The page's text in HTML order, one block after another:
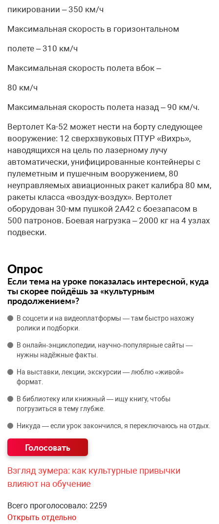
пикировании – 350 км/ч
Максимальная скорость в горизонтальном
полете – 310 км/ч
Максимальная скорость полета вбок –
80 км/ч
Максимальная скорость полета назад – 90 км/ч.
Вертолет Ка-52 может нести на борту следующее
вооружение: 12 сверхзвуковых ПТУР «Вихрь»,
наводящихся на цель по лазерному лучу
автоматически, унифицированные контейнеры с
пулеметным и пушечным вооружением, 80
неуправляемых авиационных ракет калибра 80 мм,
ракеты класса «воздух-воздух». Вертолет
оборудован 30-мм пушкой 2А42 с боезапасом в
500 патронов. Боевая нагрузка – 2000 кг на 4 узлах
подвески.
Опрос
Если тема на уроке показалась интересной, куда
ты скорее пойдёшь за «культурным
продолжением»?
В соцсети и на видеоплатформы — там быстро нахожу
ролики и подборки.
В онлайн‑энциклопедии, научно‑популярные сайты —
нужны надёжные факты.
На выставки, лекции, экскурсии — люблю «живой»
формат.
В библиотеку или книжный — ищу книгу, чтобы
погрузиться в тему глубже.
Никуда — если урок закончился, я переключаюсь на отдых.
Взгляд зумера: как культурные привычки
влияют на обучение
Всего проголосовало: 2259
Открыть отдельно